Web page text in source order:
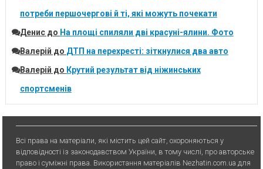
потреби першочергові й ті, які можуть почекати
Денисдо На площі спиляли дві красуні-ялини. Фото
Валерій до ДТП на перехресті: зіткнулися два авто
Валерій до Крутий результат від ніжинських
спортсменів
Всі права на матеріали, які містить цей сайт, охороняються у
відповідності із законодавством України, в тому числі, про авторське
право і суміжні права. Використання матерiалiв Nezhatin.com.ua для